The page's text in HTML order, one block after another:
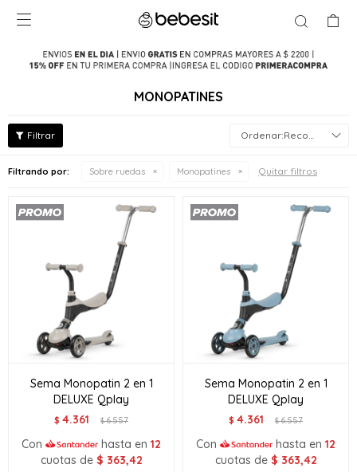

MONOPATINES
Recomendados
Filtrando por: Sobre ruedas Monopatines Quitar filtros
Sema Monopatin 2 en 1
DELUXE Qplay
$ 4.361 $6.557
Con hasta en 12
cuotas de $ 363,42
Sema Monopatin 2 en 1
DELUXE Qplay
$ 4.361 $6.557
Con hasta en 12
cuotas de $ 363,42